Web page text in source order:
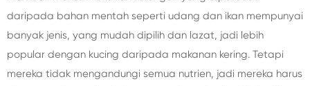
daripada bahan mentah seperti udang dan ikan mempunyai
banyak jenis, yang mudah dipilih dan lazat, jadi lebih
popular dengan kucing daripada makanan kering. Tetapi
mereka tidak mengandungi semua nutrien, jadi mereka harus